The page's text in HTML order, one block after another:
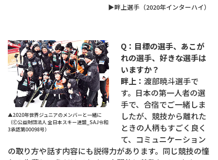
▶畔上選手（2020年インターハイ）
▲2020年世界ジュニアのメンバーと一緒に
（Ⓒ公益財団法人 全日本スキー連盟_SAJ令和
3承認第00098号）
Q：目標の選手、あこが
れの選手、好きな選手は
いますか？
畔上： 渡部暁斗選手で
す。日本の第一人者の選
手で、合宿でご一緒しま
したが、競技から離れた
ときの人柄もすごく良く
て、コミュニケーション
の取り方や話す内容にも説得力があります。同じ競技の憧